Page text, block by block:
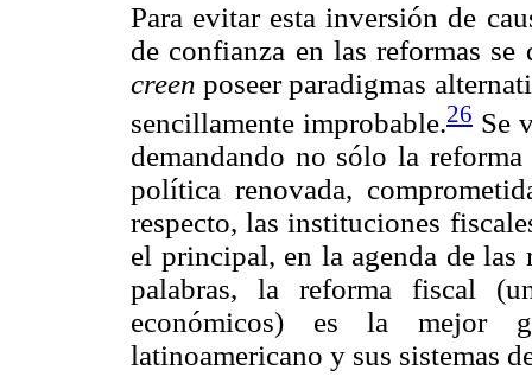
Para evitar esta inversión de
de confianza en las reformas
creen poseer paradigmas
sencillamente improbable.26 Se
demandando no sólo la
política renovada,
respecto, las instituciones
el principal, en la agenda de las
palabras, la reforma fiscal
económicos) es la mejor
latinoamericano y sus sistemas